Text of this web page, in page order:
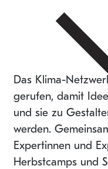
Das Klima-
gerufen, damit
und sie zu
werden.
Expertinnen und
Herbstcamps und